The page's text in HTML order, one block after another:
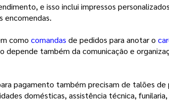
e isso inclui impressos
encomendas.
como comandas de pedidos para anotar o
depende também da comunicação e
pagamento também precisam de talões
domésticas, assistência técnica,